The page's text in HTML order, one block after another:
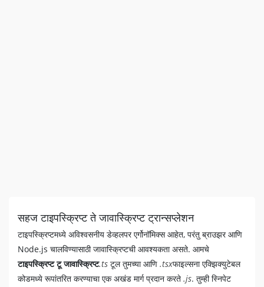
सहज टाइपस्क्रिप्ट ते जावास्क्रिप्ट ट्रान्सप्लेशन
टाइपस्क्रिप्टमध्ये अविश्वसनीय डेव्हलपर एर्गोनॉमिक्स आहेत, परंतु ब्राउझर आणि
Node.js चालविण्यासाठी जावास्क्रिप्टची आवश्यकता असते. आमचे
टाइपस्क्रिप्ट टू जावास्क्रिप्ट.ts टूल तुमच्या आणि .tsxफाइल्सना एक्झिक्युटेबल
कोडमध्ये रूपांतरित करण्याचा एक अखंड मार्ग प्रदान करते .js. तुम्ही स्निपेट